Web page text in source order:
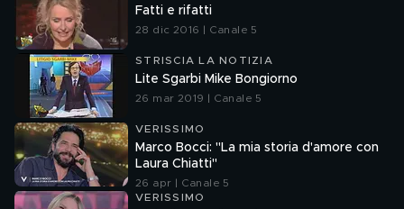
Fatti e rifatti
28 dic 2016 | Canale 5
STRISCIA LA NOTIZIA
Lite Sgarbi Mike Bongiorno
26 mar 2019 | Canale 5
VERISSIMO
Marco Bocci: "La mia storia d'amore con
Laura Chiatti"
26 apr | Canale 5
VERISSIMO